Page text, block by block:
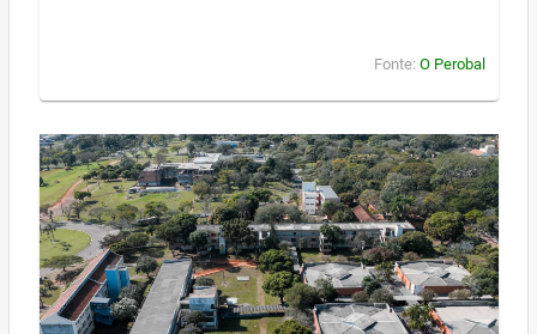
Fonte: O Perobal